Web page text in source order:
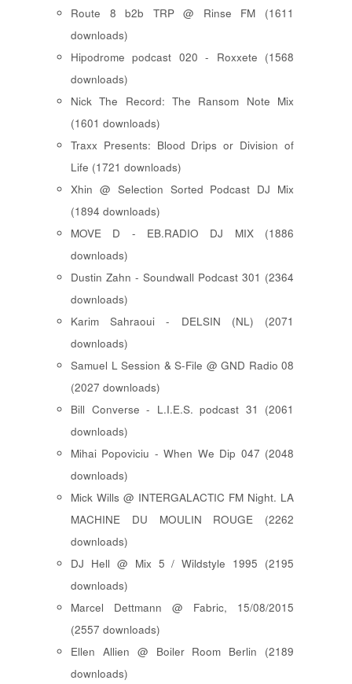
Route 8 b2b TRP @ Rinse FM (1611
downloads)
Hipodrome podcast 020 - Roxxete (1568
downloads)
Nick The Record: The Ransom Note Mix
(1601 downloads)
Traxx Presents: Blood Drips or Division of
Life (1721 downloads)
Xhin @ Selection Sorted Podcast DJ Mix
(1894 downloads)
MOVE D - EB.RADIO DJ MIX (1886
downloads)
Dustin Zahn - Soundwall Podcast 301 (2364
downloads)
Karim Sahraoui - DELSIN (NL) (2071
downloads)
Samuel L Session & S-File @ GND Radio 08
(2027 downloads)
Bill Converse - L.I.E.S. podcast 31 (2061
downloads)
Mihai Popoviciu - When We Dip 047 (2048
downloads)
Mick Wills @ INTERGALACTIC FM Night. LA
MACHINE DU MOULIN ROUGE (2262
downloads)
DJ Hell @ Mix 5 / Wildstyle 1995 (2195
downloads)
Marcel Dettmann @ Fabric, 15/08/2015
(2557 downloads)
Ellen Allien @ Boiler Room Berlin (2189
downloads)